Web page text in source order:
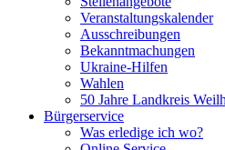
Veranstaltungskalender
Ausschreibungen
Bekanntmachungen
Ukraine-Hilfen
Wahlen
50 Jahre Landkreis
Bürgerservice
Was erledige ich wo?